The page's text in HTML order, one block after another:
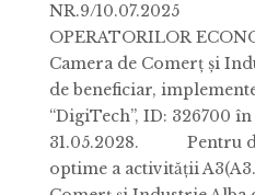
NR.9/
OPERATORILOR
Camera de Comerț și
de beneficiar,
“DigiTech”, ID: 326700
31.05.2028. Pentru
optime a activității